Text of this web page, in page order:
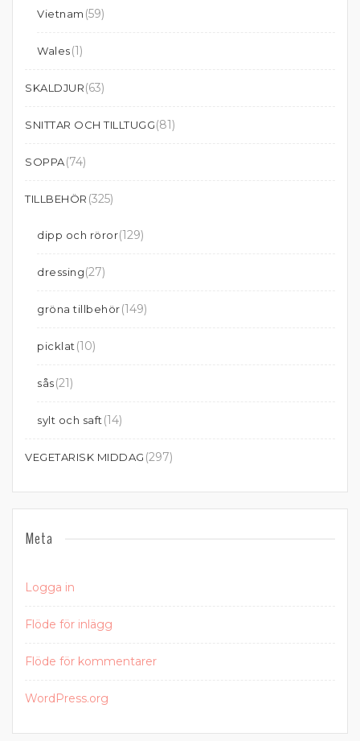
Vietnam (59)
Wales(1)
SKALDJUR(63)
SNITTAR OCH TILLTUGG(81)
SOPPA(74)
TILLBEHÖR (325)
dipp och röror(129)
dressing(27)
gröna tillbehör(149)
picklat (10)
sås(21)
sylt och saft (14)
VEGETARISK MIDDAG (297)
Meta
Logga in
Flöde för inlägg
Flöde för kommentarer
WordPress.org